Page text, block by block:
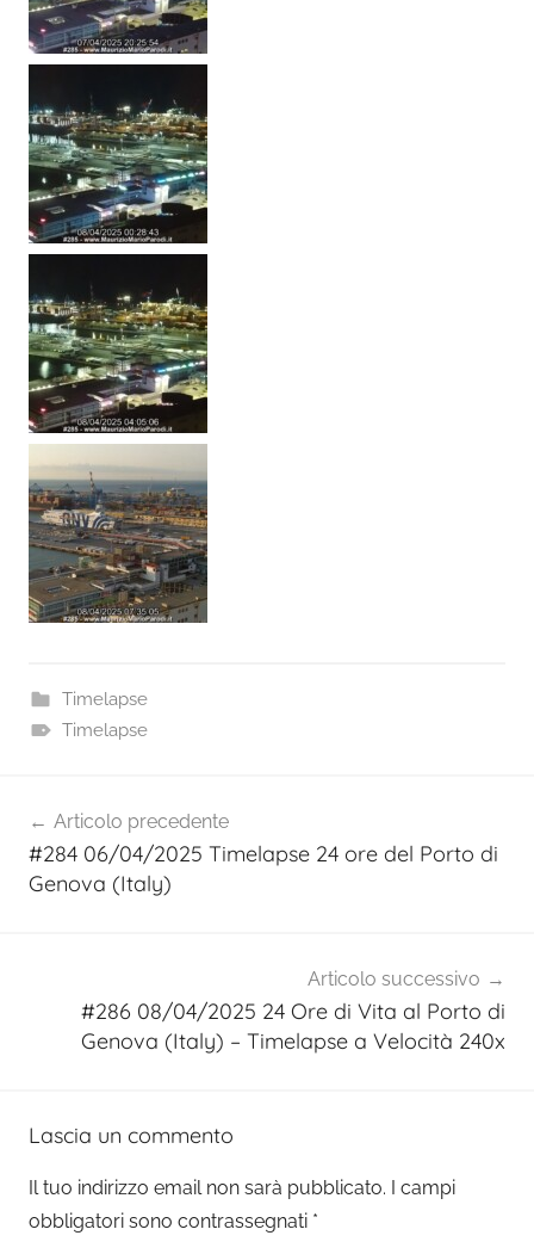
Timelapse
Timelapse
articoli
Articolo precedente
#284 06/04/2025 Timelapse 24 ore del Porto di
Genova (Italy)
Articolo successivo
#286 08/04/2025 24 Ore di Vita al Porto di
Genova (Italy) – Timelapse a Velocità 240x
Lascia un commento
Il tuo indirizzo email non sarà pubblicato. I campi
obbligatori sono contrassegnati *